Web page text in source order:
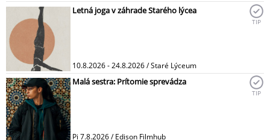
Letná joga v záhrade Starého lýcea
10.8.2026 - 24.8.2026 / Staré Lýceum
TIP
Malá sestra: Prítomie sprevádza
Pi 7.8.2026 / Edison Filmhub
TIP